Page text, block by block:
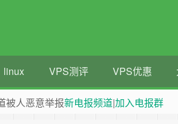
linux VPS测评 VPS优惠
被人恶意举报新电报频道|加入电报群